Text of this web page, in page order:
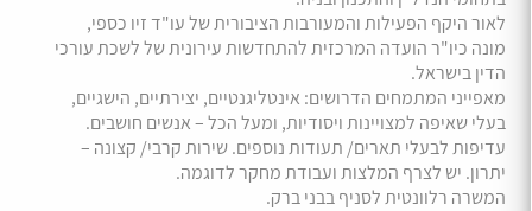
לאור היקף הפעילות והמעורבות הציבורית של עו"ד זיו כספי,
מונה כיו"ר הועדה המרכזית להתחדשות עירונית של לשכת עורכי
הדין בישראל.
מאפייני המתמחים הדרושים: אינטליגנטיים, יצירתיים, הישגיים,
בעלי שאיפה למצויינות ויסודיות, ומעל הכל – אנשים חושבים.
עדיפות לבעלי תארים/ תעודות נוספים. שירות קרבי/ קצונה –
יתרון. יש לצרף המלצות ועבודת מחקר לדוגמה.
המשרה רלוונטית לסניף בבני ברק.